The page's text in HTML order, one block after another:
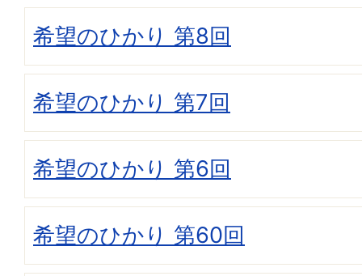
希望のひかり 第8回
希望のひかり 第7回
希望のひかり 第6回
希望のひかり 第60回